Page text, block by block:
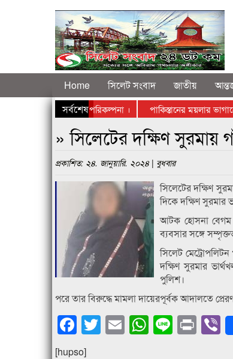
Home সিলেট সংবাদ জাতীয়
সর্বশেষ
প্ল্যান্ট সিলেটে স্থাপনের পরিকল্পনা । পাকিস্তানের ময়লার
বি রু দ্ধে রাস্তায় নামলেন ব্যবসায়ীরা
» সিলেটের দক্ষিণ সুরমায়
প্রকাশিত: ২৪. জানুয়ারি. ২০২৪ | বুধবার
সিলেটের দক্ষিণ
দিকে দক্ষিণ সুরমার
আটক হোসনা বেগম
ব্যবসার সঙ্গে
সিলেট
দক্ষিণ সুরমার
পুলিশ।
পরে তার বিরুদ্ধে মামলা দায়েরপূর্বক আদালতে
Facebook
Twitter
EmailLine
[hupso]